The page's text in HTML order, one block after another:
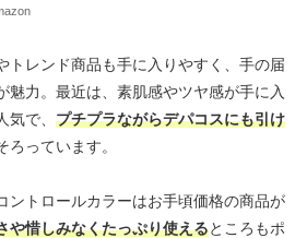
トレンド商品も手に入りやすく、手の届
魅力。最近は、素肌感やツヤ感が手に入
で、 プチプラながらデパコスにも引け
ろっています。
ントロールカラーはお手頃価格の商品が
や惜しみなくたっぷり使えるところもポ